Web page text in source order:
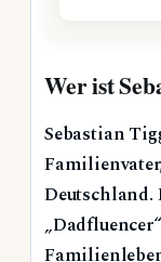
Wer ist
Sebastian
Deutschland.